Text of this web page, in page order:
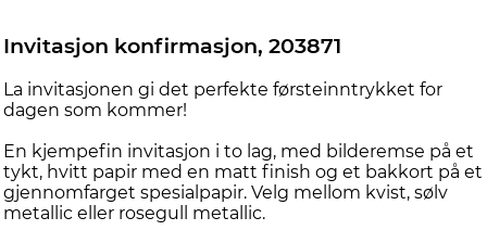
Invitasjon konfirmasjon, 203871
La invitasjonen gi det perfekte førsteinntrykket for
dagen som kommer!
En kjempefin invitasjon i to lag, med bilderemse på et
tykt, hvitt papir med en matt finish og et bakkort på et
gjennomfarget spesialpapir. Velg mellom kvist, sølv
metallic eller rosegull metallic.